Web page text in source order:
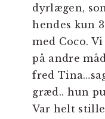
dyrlægen,
hendes kun
med Coco.
på andre
fred
græd.. hun
Var helt